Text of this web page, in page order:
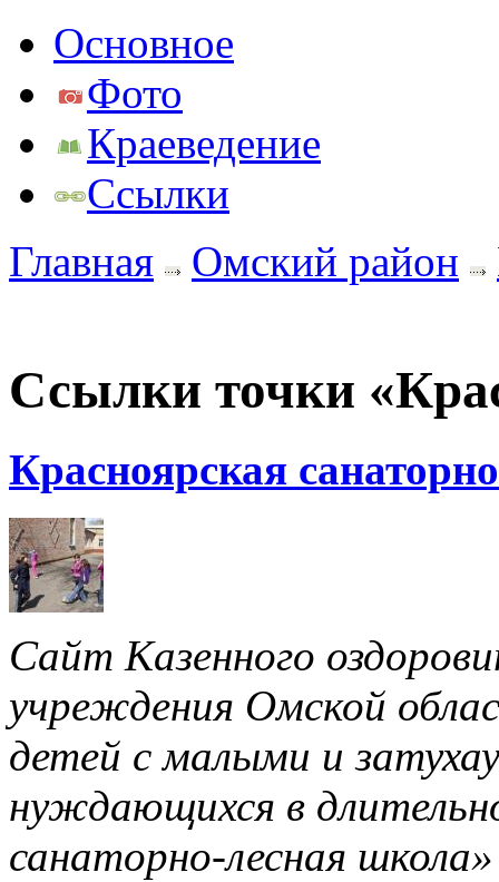
Основное
Фото
Краеведение
Ссылки
Главная
Омский район
Ссылки точки
Красноярская
Сайт Казенного
учреждения Омской
детей с малыми и
нуждающихся в
санаторно-лесная школа»